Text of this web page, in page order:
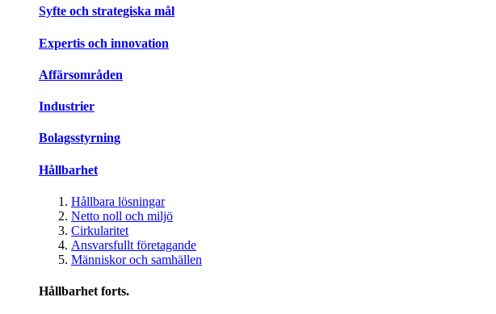
Syfte och strategiska mål
Expertis och innovation
Affärsområden
Industrier
Bolagsstyrning
Hållbarhet
Hållbara lösningar
Netto noll och miljö
Cirkularitet
Ansvarsfullt företagande
Människor och samhällen
Hållbarhet forts.